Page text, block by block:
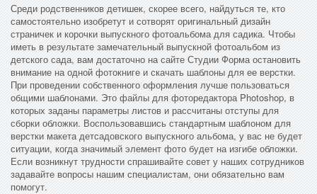
Среди родственников детишек, скорее всего, найдуться те, кто
самостоятельно изобретут и сотворят оригинальный дизайн
страничек и корочки выпускного фотоальбома для садика. Чтобы
иметь в результате замечательный выпускной фотоальбом из
детского сада, вам достаточно на сайте Студии Форма остановить
внимание на одной фотокниге и скачать шаблоны для ее верстки.
При проведении собственного оформления лучше пользоваться
общими шаблонами. Это файлы для фоторедактора Photoshop, в
которых заданы параметры листов и рассчитаны отступы для
сборки обложки. Воспользовавшись стандартным шаблоном для
верстки макета детсадовского выпускного альбома, у вас не будет
ситуации, когда значимый элемент фото будет на изгибе обложки.
Если возникнут трудности спрашивайте совет у наших сотрудников
задавайте вопросы нашим специалистам, они обязательно вам
помогут.